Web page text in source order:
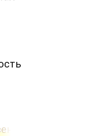
интеллекта